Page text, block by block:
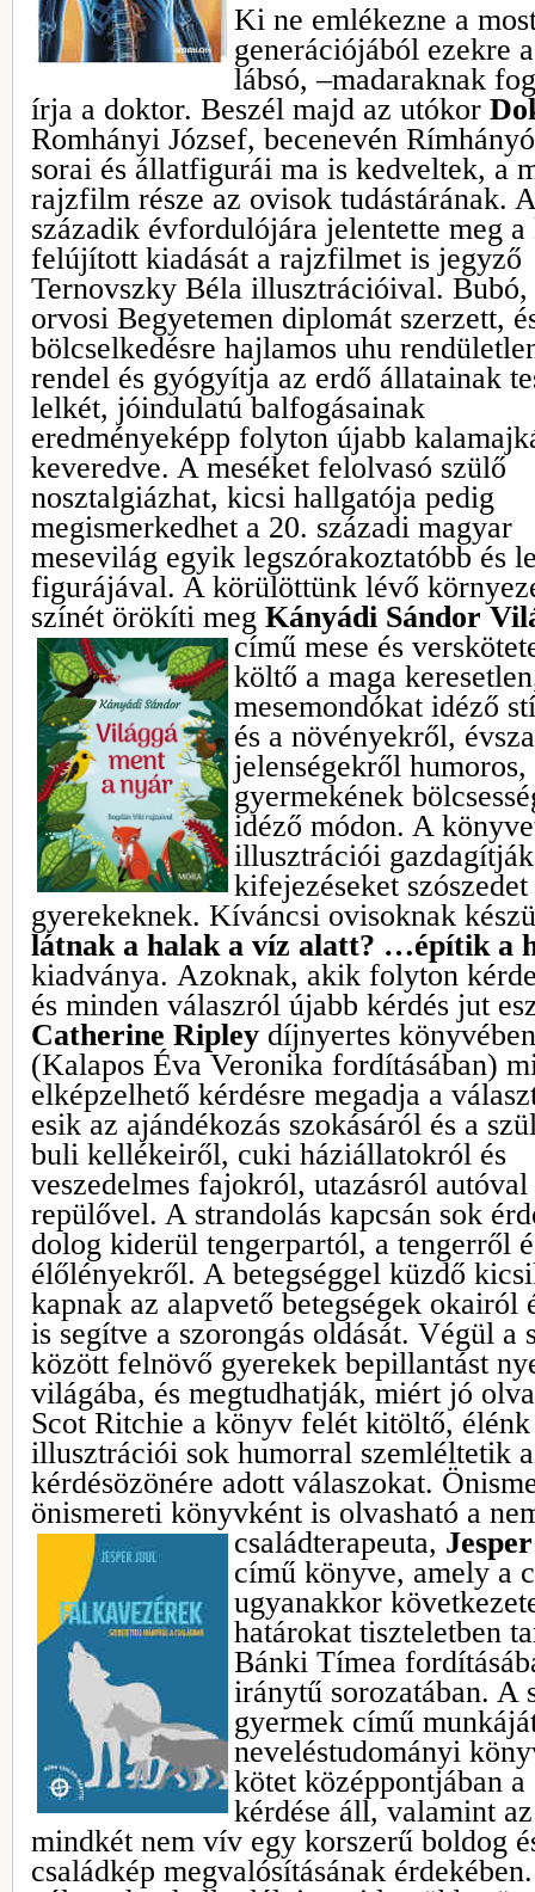
Ki ne emlékezne a
generációjából ezekre
lábsó, –madaraknak
írja a doktor. Beszél majd az utókor
Romhányi József, becenevén
sorai és állatfigurái ma is kedveltek, a
rajzfilm része az ovisok tudástárának.
századik évfordulójára jelentette meg
felújított kiadását a rajzfilmet is jegyző
Ternovszky Béla illusztrációival. Bubó,
orvosi Begyetemen diplomát szerzett,
bölcselkedésre hajlamos uhu
rendel és gyógyítja az erdő állatainak
lelkét, jóindulatú balfogásainak
eredményeképp folyton újabb
keveredve. A meséket felolvasó szülő
nosztalgiázhat, kicsi hallgatója pedig
megismerkedhet a 20. századi magyar
mesevilág egyik legszórakoztatóbb és
figurájával. A körülöttünk lévő
színét örökíti meg Kányádi Sándor
című mese és
költő a maga
mesemondókat idéző
és a növényekről,
jelenségekről
gyermekének
idéző módon. A
illusztrációi
kifejezéseket
gyerekeknek. Kíváncsi ovisoknak
látnak a halak a víz alatt? …építik a
kiadványa. Azoknak, akik folyton
és minden válaszról újabb kérdés jut
Catherine Ripley díjnyertes könyvében
(Kalapos Éva Veronika fordításában)
elképzelhető kérdésre megadja a
esik az ajándékozás szokásáról és a
buli kellékeiről, cuki háziállatokról és
veszedelmes fajokról, utazásról autóval
repülővel. A strandolás kapcsán sok
dolog kiderül tengerpartól, a tengerről
élőlényekről. A betegséggel küzdő
kapnak az alapvető betegségek okairól
is segítve a szorongás oldását. Végül a
között felnövő gyerekek bepillantást
világába, és megtudhatják, miért jó
Scot Ritchie a könyv felét kitöltő,
illusztrációi sok humorral szemléltetik
kérdésözönére adott válaszokat.
önismereti könyvként is olvasható a
családterapeuta,
című könyve, amely a
ugyanakkor
határokat tiszteletben
Bánki Tímea
iránytű sorozatában. A
gyermek című
neveléstudományi
kötet középpontjában
kérdése áll, valamint
mindkét nem vív egy korszerű boldog
családkép megvalósításának